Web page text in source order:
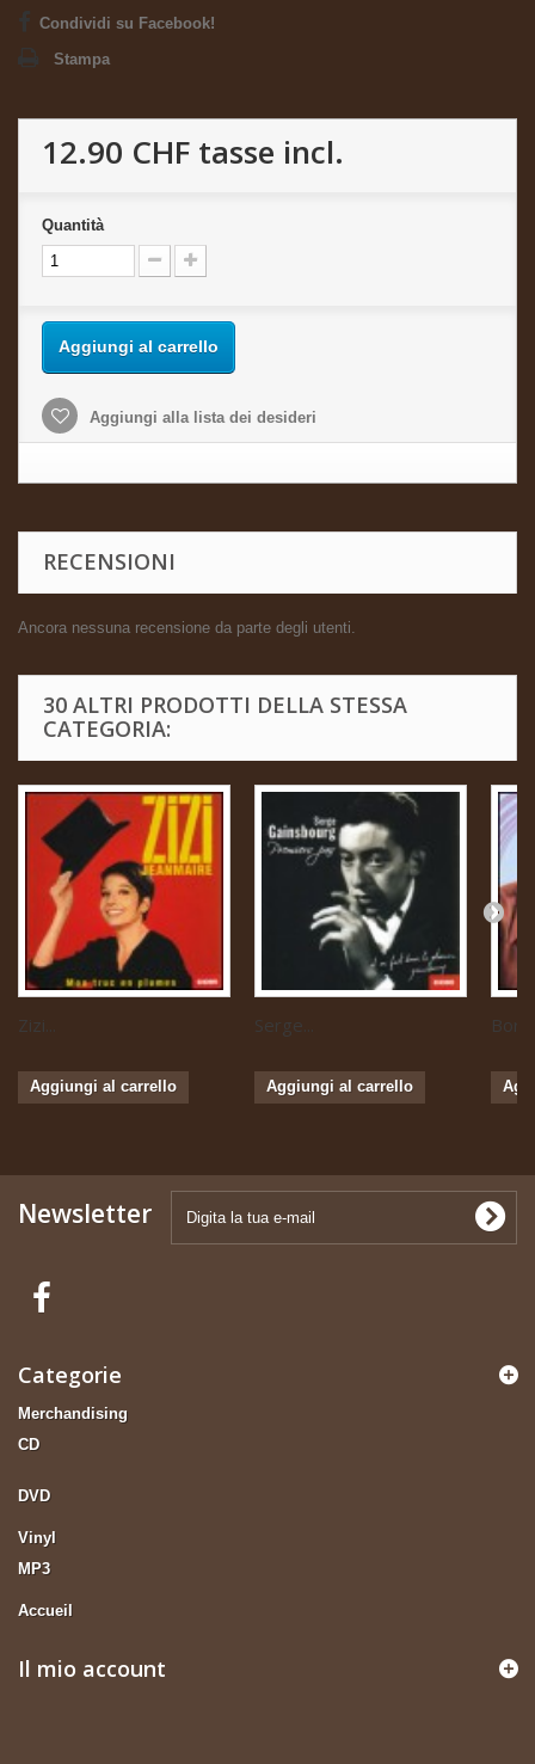
Condividi su Facebook!
Stampa
12.90 CHF tasse incl.
Quantità
Aggiungi al carrello
Aggiungi alla lista dei desideri
RECENSIONI
Ancora nessuna recensione da parte degli utenti.
30 ALTRI PRODOTTI DELLA STESSA
CATEGORIA:
Zizi...
Aggiungi al carrello
Serge...
Aggiungi al carrello
Newsletter
Categorie
Merchandising
CD
DVD
Vinyl
MP3
Accueil
Il mio account